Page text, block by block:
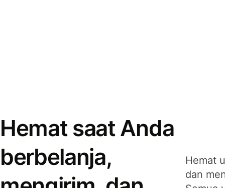
Hemat saat Anda
berbelanja,
Hemat
dan